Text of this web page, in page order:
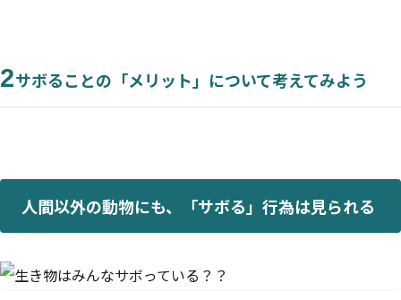
2サボることの「メリット」について考えてみよう
人間以外の動物にも、「サボる」行為は見られる